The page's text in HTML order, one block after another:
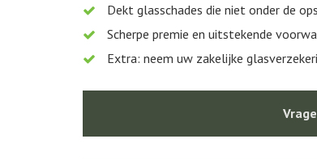
Dekt glasschades die niet onder de
Scherpe premie en uitstekende
Extra: neem uw zakelijke